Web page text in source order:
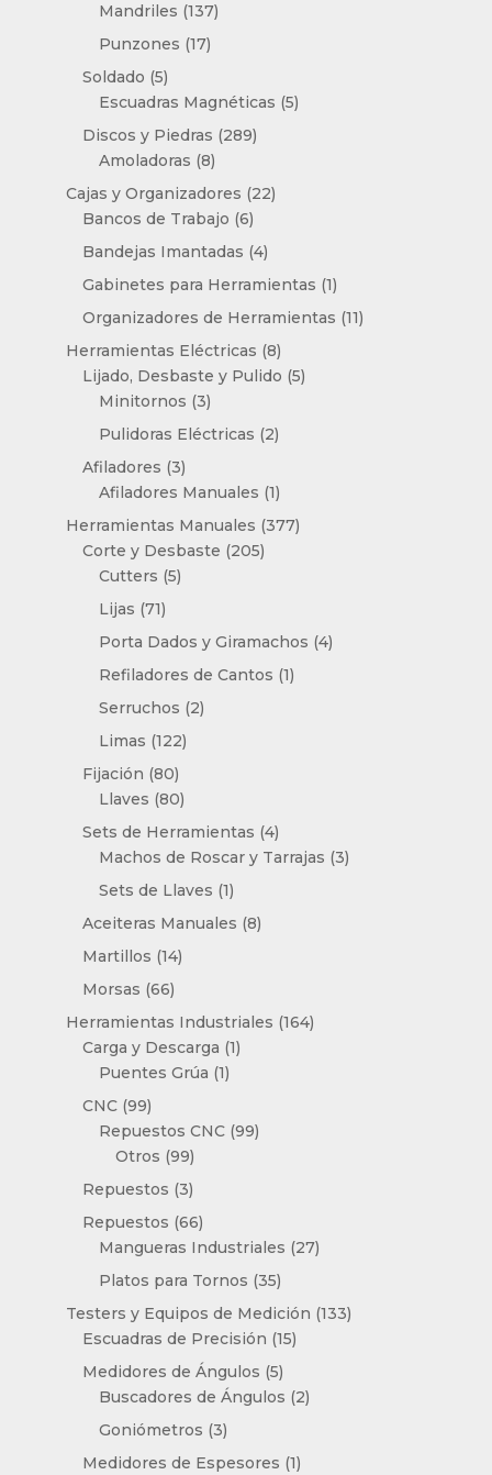
Mandriles 137137
Punzones 1717
Soldado 55
productos
Escuadras Magnéticas 55
Discos y Piedras 289289
Amoladoras 88
productos
Cajas y Organizadores 2222
Bancos de Trabajo 66
productos
Bandejas Imantadas 44
productos
Gabinetes para Herramientas 11
producto
Organizadores de Herramientas 1111
Herramientas Eléctricas 88
productos
Lijado, Desbaste y Pulido 55
Minitornos 33
productos
Pulidoras Eléctricas 22
Afiladores 33
productos
Afiladores Manuales 11
producto
Herramientas Manuales 377377
Corte y Desbaste 205205
Cutters 55
Lijas 7171
productos
Porta Dados y Giramachos 44
Refiladores de Cantos 11
Serruchos 22
Limas 122122
Fijación 8080
productos
Llaves 8080
productos
Sets de Herramientas 44
productos
Machos de Roscar y Tarrajas 33
Sets de Llaves 11
producto
Aceiteras Manuales 88
Martillos 1414
Morsas 6666
productos
Herramientas Industriales 164164
Carga y Descarga 11
Puentes Grúa 11
CNC 9999
productos
Repuestos CNC 9999
Otros 9999
productos
Repuestos 33
productos
Repuestos 6666
productos
Mangueras Industriales 2727
Platos para Tornos 3535
productos
Testers y Equipos de Medición 133133
Escuadras de Precisión 1515
Medidores de Ángulos 55
productos
Buscadores de Ángulos 22
Goniómetros 33
productos
Medidores de Espesores 11